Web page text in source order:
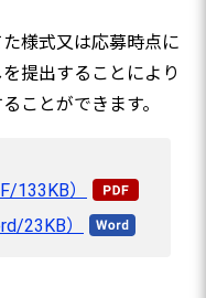
様式又は応募時点に
提出することにより
ことができます。
133KB）
23KB）